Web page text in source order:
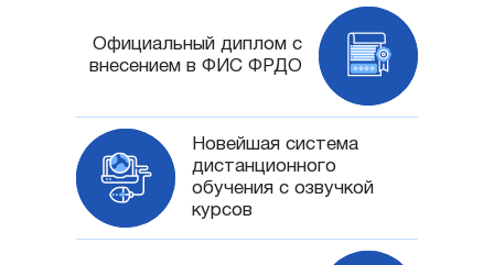
Официальный диплом с
внесением в ФИС ФРДО
Новейшая система
дистанционного
обучения с озвучкой
курсов